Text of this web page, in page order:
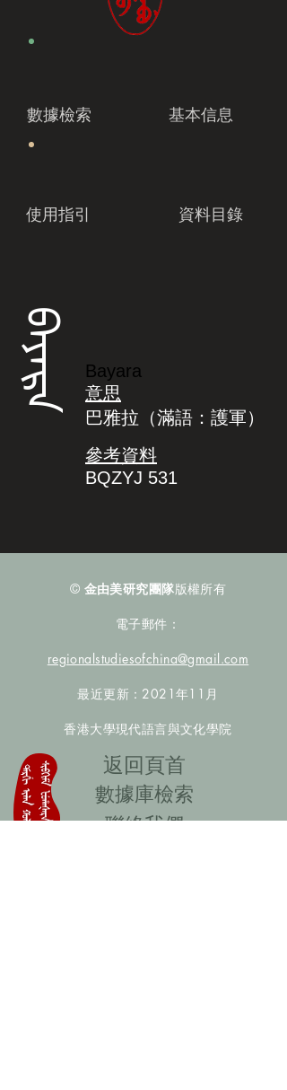
數據檢索 基本信息
使用指引 資料目錄
ᠪᠠᠶᠠᡵᠠ
Bayara
意思
巴雅拉（滿語：護軍）
參考資料
BQZYJ 531
© 金由美研究團隊版權所有
電子郵件：
regionalstudiesofchina@gmail.com
最近更新：2021年11月
香港大學現代語言與文化學院
​返回頁首
數據庫檢索
聯絡我們